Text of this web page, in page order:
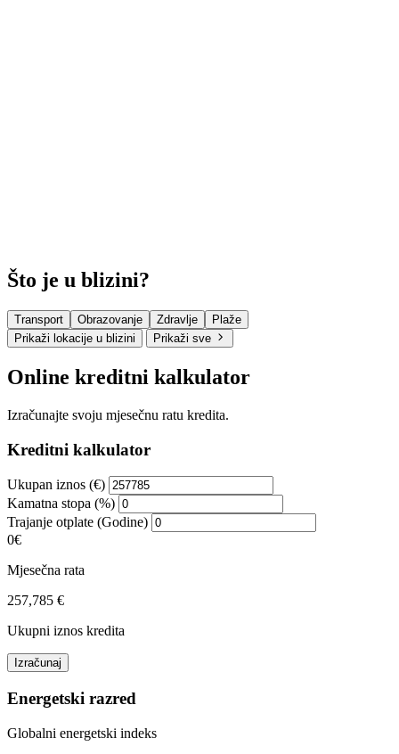
Što je u blizini?
Transport Obrazovanje Zdravlje
Plaže
Prikaži lokacije u blizini
Prikaži sve
Online kreditni kalkulator
Izračunajte svoju mjesečnu ratu kredita.
Kreditni kalkulator
Ukupan iznos (€)
Kamatna stopa (%)
Trajanje otplate (Godine)
0€
Mjesečna rata
257,785 €
Ukupni iznos kredita
Izračunaj
Energetski razred
Globalni energetski indeks